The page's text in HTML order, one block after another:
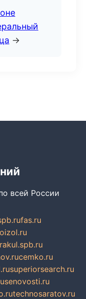
→
всей России
fas.ru
cemko.ru
superiorsearch.ru
senovosti.ru
technosaratov.ru